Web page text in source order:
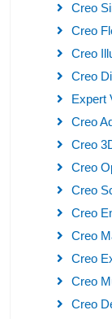
Creo
Creo
Creo
Creo
Expert
Creo
Creo
Creo
Creo
Creo
Creo
Creo
Creo
Creo